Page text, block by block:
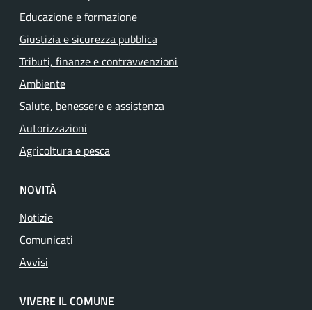
Educazione e formazione
Giustizia e sicurezza pubblica
Tributi, finanze e contravvenzioni
Ambiente
Salute, benessere e assistenza
Autorizzazioni
Agricoltura e pesca
NOVITÀ
Notizie
Comunicati
Avvisi
VIVERE IL COMUNE